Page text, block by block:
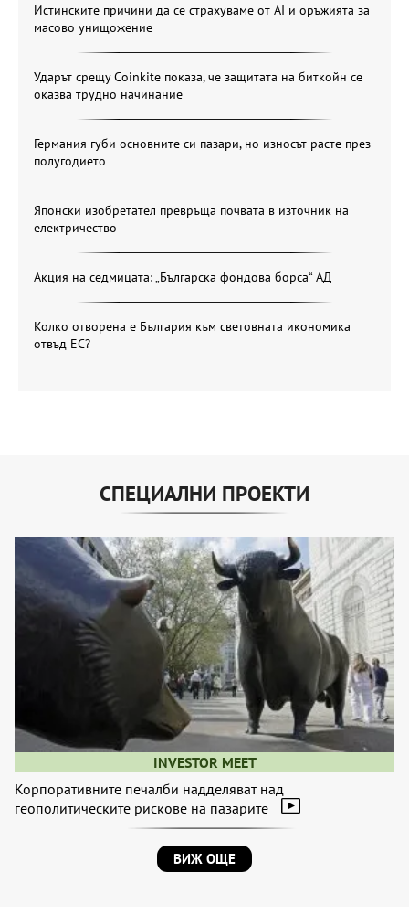
Истинските причини да се страхуваме от AI и оръжията за
масово унищожение
Ударът срещу Coinkite показа, че защитата на биткойн се
оказва трудно начинание
Германия губи основните си пазари, но износът расте през
полугодието
Японски изобретател превръща почвата в източник на
електричество
Акция на седмицата: „Българска фондова борса“ АД
Колко отворена е България към световната икономика
отвъд ЕС?
СПЕЦИАЛНИ ПРОЕКТИ
INVESTOR MEET
Корпоративните печалби надделяват над
геополитическите рискове на пазарите
ВИЖ ОЩЕ